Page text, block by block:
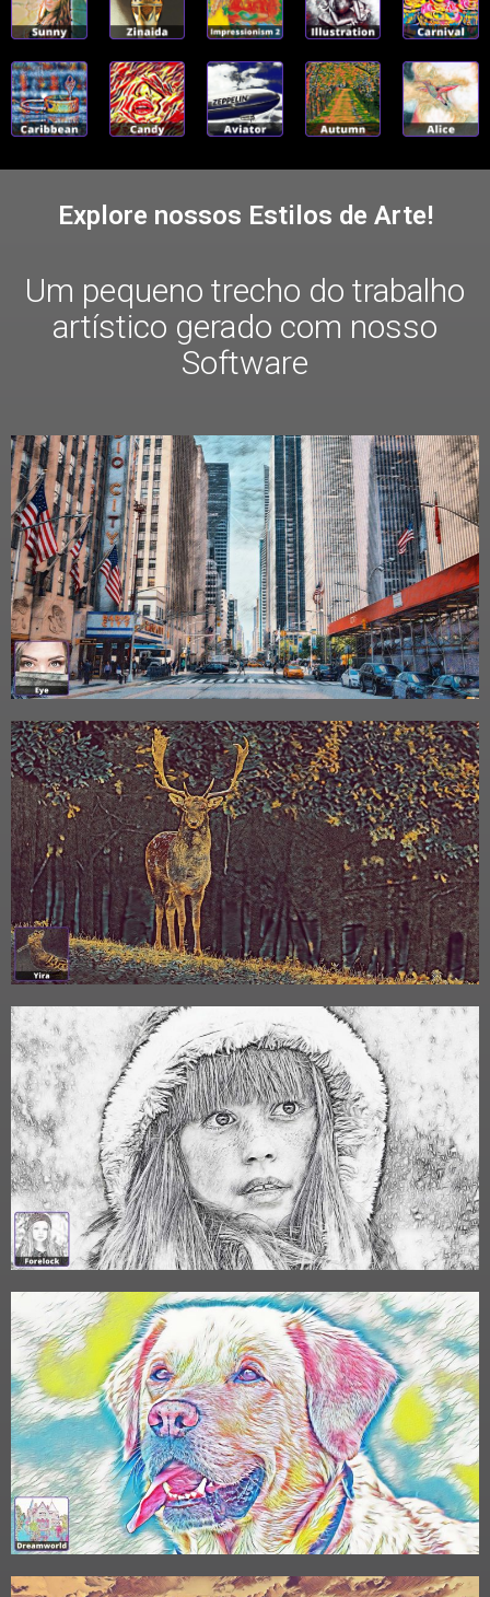
Explore nossos Estilos de Arte!
Um pequeno trecho do trabalho
artístico gerado com nosso
Software